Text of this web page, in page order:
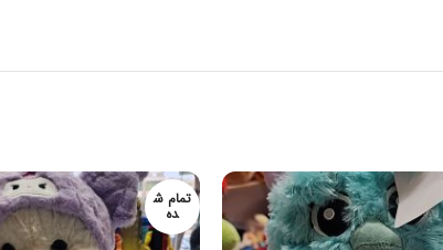
تمام ش
ده